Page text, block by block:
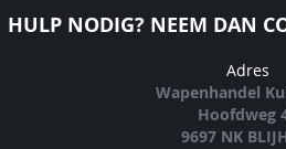
HULP NODIG? NEEM DAN
Adres
Wapenhandel
Hoofdweg
9697 NK